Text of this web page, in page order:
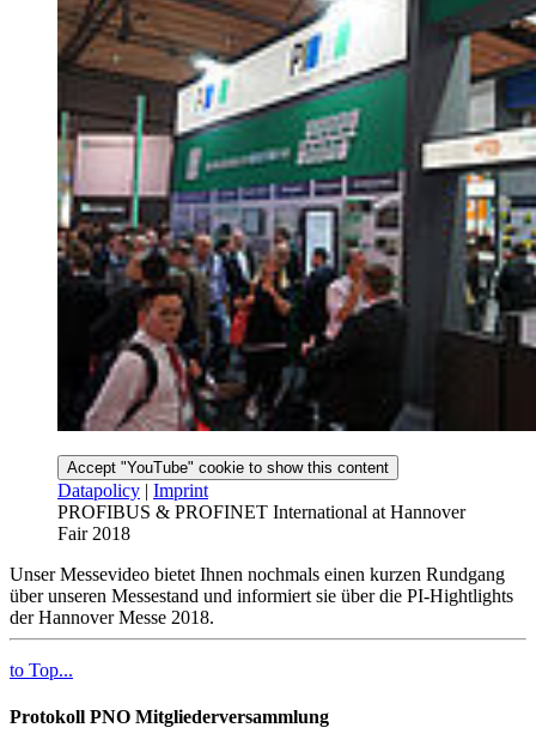
Accept "YouTube" cookie to show this content
Datapolicy | Imprint
PROFIBUS & PROFINET International at Hannover
Fair 2018
Unser Messevideo bietet Ihnen nochmals einen kurzen Rundgang
über unseren Messestand und informiert sie über die PI-Hightlights
der Hannover Messe 2018.
to Top...
Protokoll PNO Mitgliederversammlung